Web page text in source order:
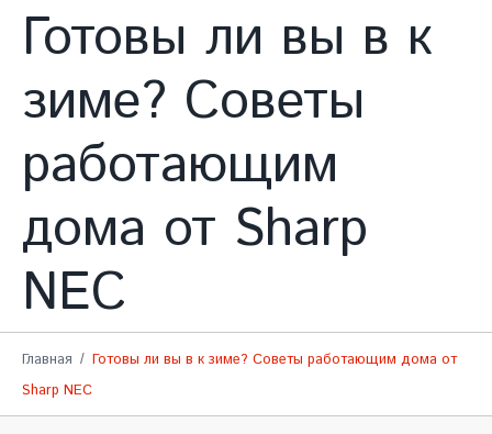
Готовы ли вы в к
зиме? Советы
работающим
дома от Sharp
NEC
Главная
Готовы ли вы в к зиме? Советы работающим дома от
Sharp NEC